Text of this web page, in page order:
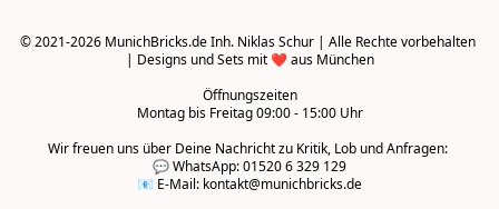
© 2021-2026 MunichBricks.de Inh. Niklas Schur | Alle Rechte vorbehalten
| Designs und Sets mit ❤️ aus München
Öffnungszeiten
Montag bis Freitag 09:00 - 15:00 Uhr
Wir freuen uns über Deine Nachricht zu Kritik, Lob und Anfragen:
💬 WhatsApp: 01520 6 329 129
📧 E-Mail: kontakt@munichbricks.de